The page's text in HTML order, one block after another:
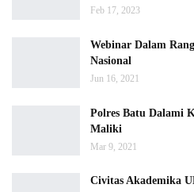
Feb 17, 2023
Webinar Dalam
Nasional
Jun 16, 2021
Polres Batu Dalami
Maliki
Mar 9, 2021
Civitas Akademika